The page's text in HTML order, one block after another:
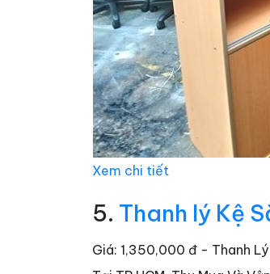
Xem chi tiết
5. Thanh lý Kệ
Giá: 1,350,000 đ - Thanh